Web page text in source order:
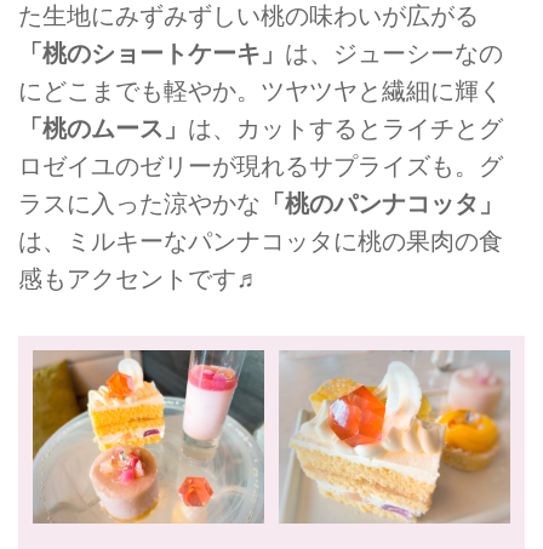
た生地にみずみずしい桃の味わいが広がる
「桃のショートケーキ」 は、ジューシーなの
にどこまでも軽やか。ツヤツヤと繊細に輝く
「桃のムース」 は、カットするとライチとグ
ロゼイユのゼリーが現れるサプライズも。グ
ラスに入った涼やかな 「桃のパンナコッタ」
は、ミルキーなパンナコッタに桃の果肉の食
感もアクセントです♬